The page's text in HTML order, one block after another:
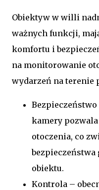
Obiektyw w willi
ważnych funkcji,
komfortu i
na monitorowanie
wydarzeń na terenie
kamery pozwala
otoczenia, co
obiektu.
Kontrola –